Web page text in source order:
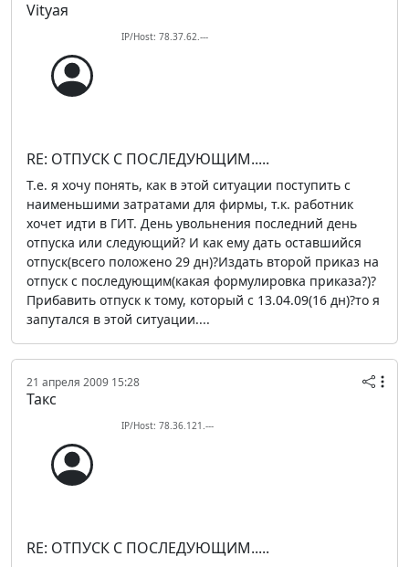
Vityaя
IP/Host: 78.37.62.---
RE: ОТПУСК С ПОСЛЕДУЮЩИМ.....
Т.е. я хочу понять, как в этой ситуации поступить с
наименьшими затратами для фирмы, т.к. работник
хочет идти в ГИТ. День увольнения последний день
отпуска или следующий? И как ему дать оставшийся
отпуск(всего положено 29 дн)?Издать второй приказ на
отпуск с последующим(какая формулировка приказа?)?
Прибавить отпуск к тому, который с 13.04.09(16 дн)?то я
запутался в этой ситуации....
21 апреля 2009 15:28
Такс
IP/Host: 78.36.121.---
RE: ОТПУСК С ПОСЛЕДУЮЩИМ.....